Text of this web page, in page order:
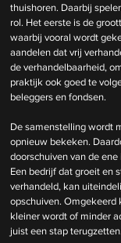
thuishoren. Daarbij
rol. Het eerste is de
waarbij vooral wordt
aandelen dat vrij
de verhandelbaarheid,
praktijk ook goed te
beleggers en fondsen.
De samenstelling wordt
opnieuw bekeken.
doorschuiven van de
Een bedrijf dat groeit en
verhandeld, kan
opschuiven. Omgekeerd
kleiner wordt of minder
juist een stap terugzetten.